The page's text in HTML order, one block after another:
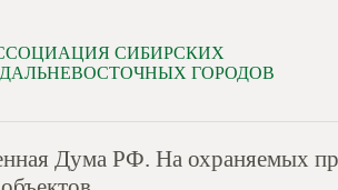
СИБИРСКИХ
ГОРОДОВ
Дума РФ. На охраняемых